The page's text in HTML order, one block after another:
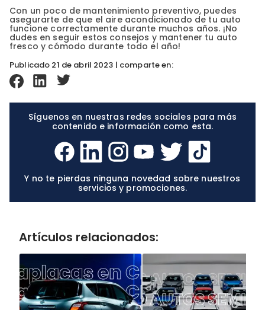
Con un poco de mantenimiento preventivo, puedes
asegurarte de que el aire acondicionado de tu auto
funcione correctamente durante muchos años. ¡No
dudes en seguir estos consejos y mantener tu auto
fresco y cómodo durante todo el año!
Publicado 21 de abril 2023 | comparte en:
Síguenos en nuestras redes sociales para más
contenido e información como esta.
Y no te pierdas ninguna novedad sobre nuestros
servicios y promociones.
Artículos relacionados: